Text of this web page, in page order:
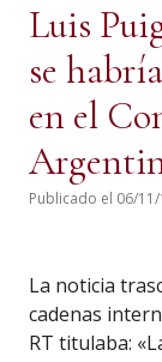
Luis
se
en el
Publicado el 06/
La noticia
cadenas
RT titulaba: